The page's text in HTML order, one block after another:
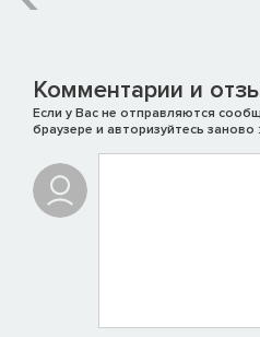
Комментарии и
Если у Вас не отправляются
браузере и авторизуйтесь заново